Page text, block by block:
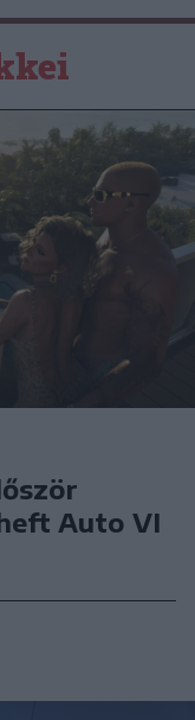
Auto VI